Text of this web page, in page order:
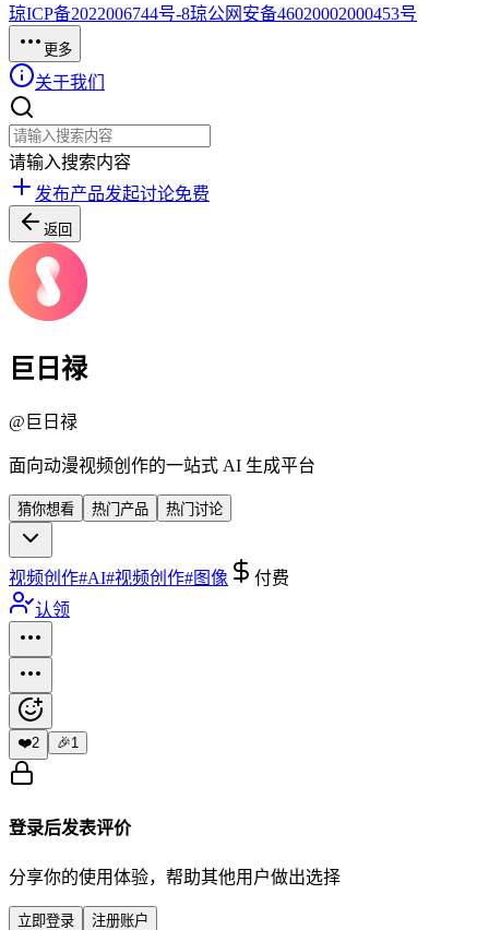
琼ICP备2022006744号-8琼公网安备46020002000453号
更多
关于我们
请输入搜索内容
发布产品发起讨论免费
返回
巨日禄
@ 巨日禄
面向动漫视频创作的一站式 AI 生成平台
猜你想看 热门产品 热门讨论
视频创作#AI#视频创作#图像
付费
认领
❤️2 🎉1
登录后发表评价
分享你的使用体验，帮助其他用户做出选择
立即登录 注册账户